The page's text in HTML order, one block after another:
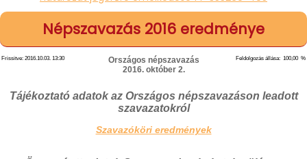
Népszavazás 2016 eredménye